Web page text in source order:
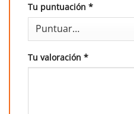
Tu puntuación *
Tu valoración *